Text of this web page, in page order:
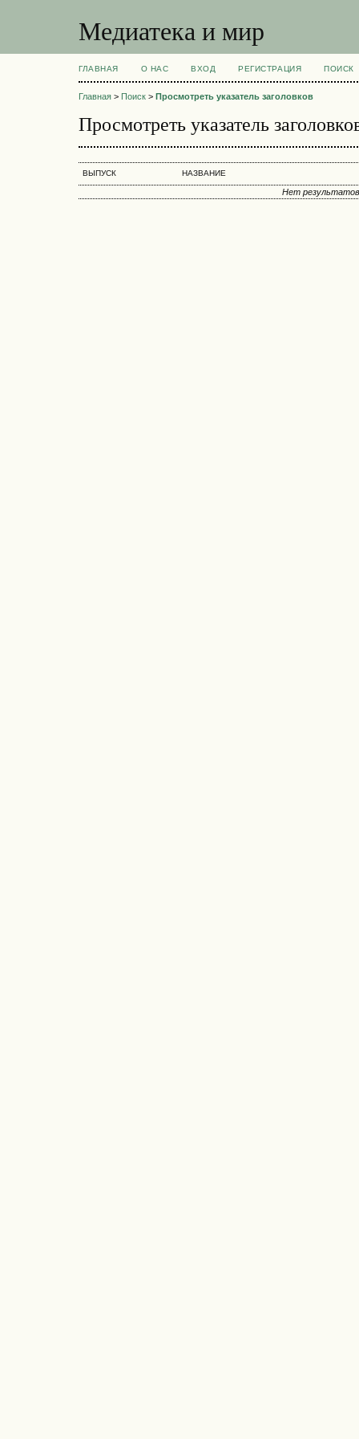
Медиатека и мир
ГЛАВНАЯ О НАС ВХОД РЕГИСТРАЦИЯ ПОИСК
Главная > Поиск > Просмотреть указатель заголовков
Просмотреть указатель
ВЫПУСК НАЗВАНИЕ
Нет